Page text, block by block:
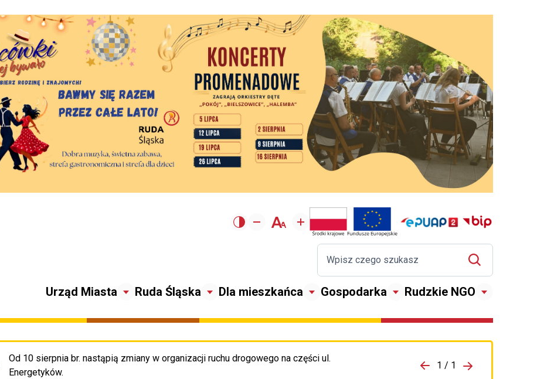
Urząd Miasta Ruda Śląska Dla mieszkańca Gospodarka Rudzkie NGO
Od 10 sierpnia br. nastąpią zmiany w organizacji ruchu drogowego na części ul.
Energetyków.
Przejdź do porzpedniego komunikatu 1 / 1
Przejdź do